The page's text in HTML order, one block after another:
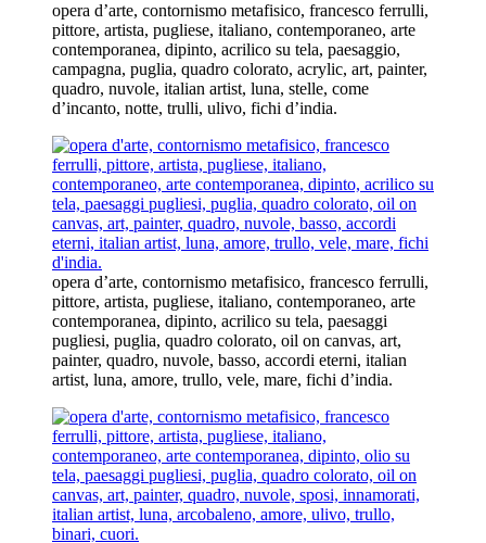
opera d’arte, contornismo metafisico, francesco ferrulli,
pittore, artista, pugliese, italiano, contemporaneo, arte
contemporanea, dipinto, acrilico su tela, paesaggio,
campagna, puglia, quadro colorato, acrylic, art, painter,
quadro, nuvole, italian artist, luna, stelle, come
d’incanto, notte, trulli, ulivo, fichi d’india.
opera d’arte, contornismo metafisico, francesco ferrulli,
pittore, artista, pugliese, italiano, contemporaneo, arte
contemporanea, dipinto, acrilico su tela, paesaggi
pugliesi, puglia, quadro colorato, oil on canvas, art,
painter, quadro, nuvole, basso, accordi eterni, italian
artist, luna, amore, trullo, vele, mare, fichi d’india.